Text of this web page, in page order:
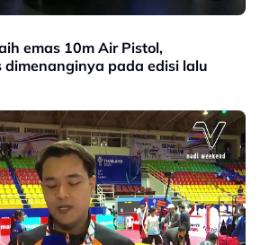
emas 10m Air Pistol,
pada edisi lalu